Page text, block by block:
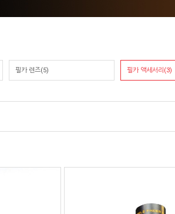
필카 렌즈(5) 필카 액세서리(3)